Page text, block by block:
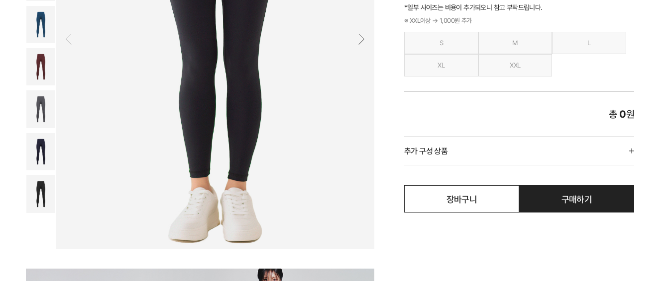
*일부 사이즈는 비용이 추가되오니 참고 부탁드립니다.
※ XXL이상 → 1,000원 추가
S M L
XL XXL
총 0원
추가 구성 상품
장바구니 구매하기